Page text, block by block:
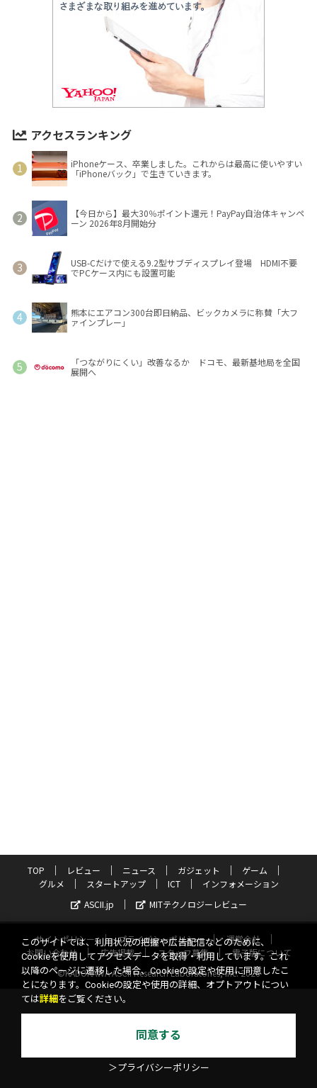
アクセスランキング
iPhoneケース、卒業しました。これからは最高に使いやすい
「iPhoneバック」で生きていきます。
【今日から】最大30％ポイント還元！PayPay自治体キャンペ
ーン 2026年8月開始分
USB-Cだけで使える9.2型サブディスプレイ登場 HDMI不要
でPCケース内にも設置可能
熊本にエアコン300台即日納品、ビックカメラに称賛「大フ
ァインプレー」
「つながりにくい」改善なるか ドコモ、最新基地局を全国
展開へ
TOP レビュー ニュース ガジェット
ゲーム
グルメ
スタートアップ ICT
インフォメーション
ASCII.jp
MITテクノロジーレビュー
サイトポリシー プライバシーポリシー
運営会社
お問い合わせ
広告掲載 スタッフ募集
電子版について
©KADOKAWA ASCII Research Laboratories, Inc. 2026
このサイトでは、利用状況の把握や広告配信などのために、
Cookieを使用してアクセスデータを取得・利用しています。これ
以降のページに遷移した場合、Cookieの設定や使用に同意したこ
とになります。Cookieの設定や使用の詳細、オプトアウトについ
ては詳細 をご覧ください。
同意する
＞プライバシーポリシー